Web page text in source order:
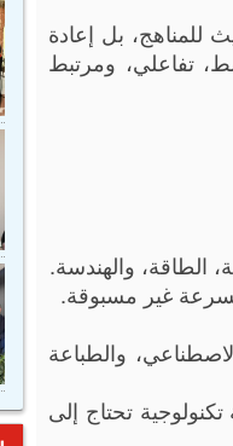
للمناهج، بل إعادة
تفاعلي، ومرتبط
الطاقة، والهندسة.
بسرعة غير مسبوقة.
والطباعة
تحتاج إلى